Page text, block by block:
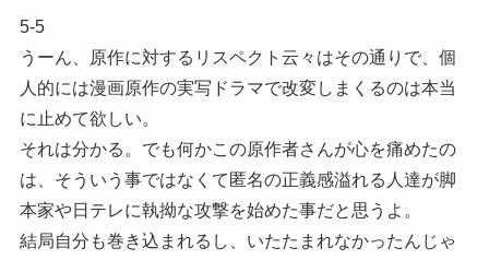
5-5
うーん、原作に対するリスペクト云々はその通りで、個
人的には漫画原作の実写ドラマで改変しまくるのは本当
に止めて欲しい。
それは分かる。でも何かこの原作者さんが心を痛めたの
は、そういう事ではなくて匿名の正義感溢れる人達が脚
本家や日テレに執拗な攻撃を始めた事だと思うよ。
結局自分も巻き込まれるし、いたたまれなかったんじゃ